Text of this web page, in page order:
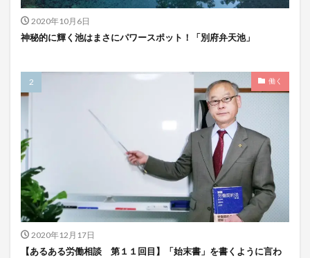
2020年10月6日
神秘的に輝く池はまさにパワースポット！「別府弁天池」
働く
2020年12月17日
【あるある労働相談 第１１回目】「始末書」を書くように言わ